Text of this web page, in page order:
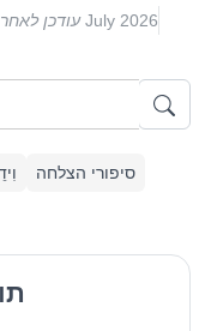
עודכן08 July 2026
סיפורי הצלחה